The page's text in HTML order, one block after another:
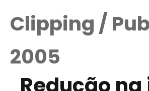
Clipping /
2005
Redução